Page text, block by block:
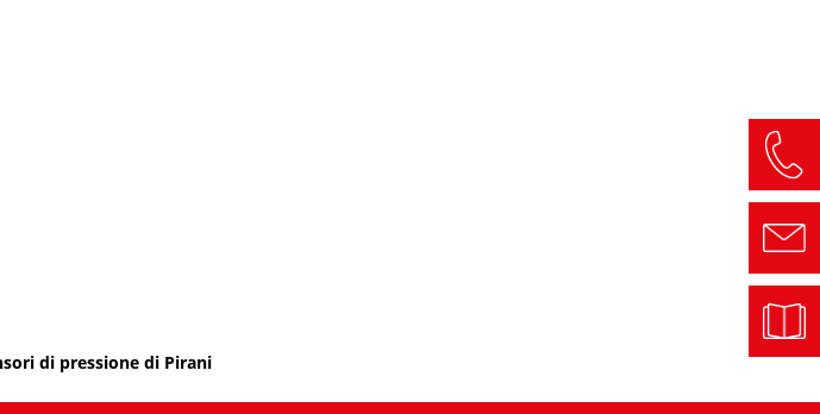
di pressione di Pirani